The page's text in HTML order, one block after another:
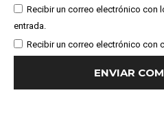
Recibir un correo electrónico con
entrada.
Recibir un correo electrónico con